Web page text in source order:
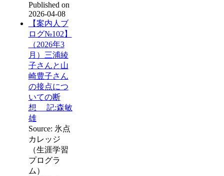
Published on
2026-04-08
【案内人ブ
ログ№102】
（2026年3
月）三浦綾
子さんと山
崎豊子さん
の接点につ
いての断
想 記:森敏
雄
Source: 氷点
カレッジ
（生涯学習
プログラ
ム）